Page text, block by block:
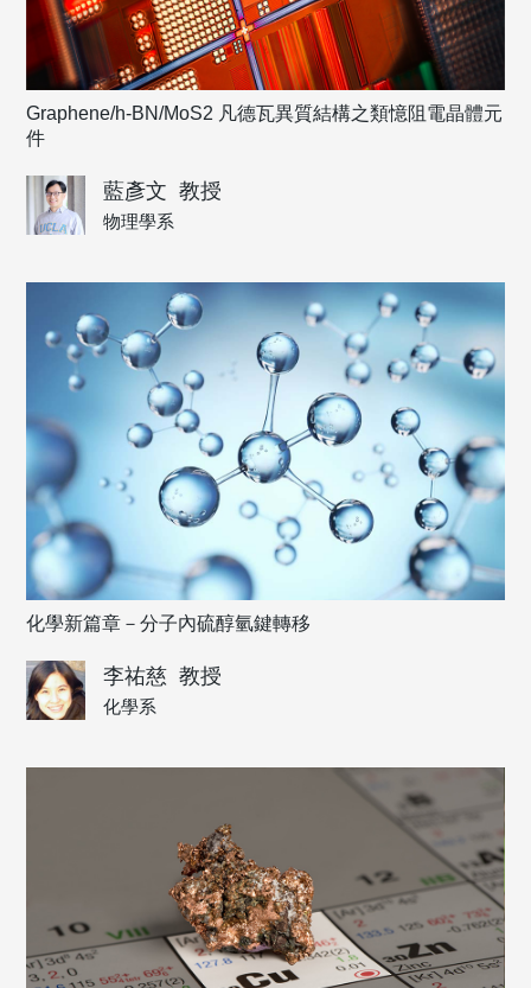
Graphene/h-BN/MoS2 凡德瓦異質結構之類憶阻電晶體元
件
藍彥文 教授
物理學系
化學新篇章－分子內硫醇氫鍵轉移
李祐慈 教授
化學系